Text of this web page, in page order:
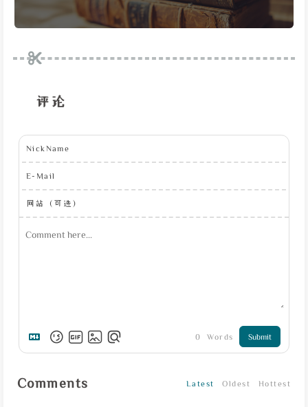
评论
NickName
E-Mail
网站（可选）
0 Words Submit
Comments Latest Oldest Hottest